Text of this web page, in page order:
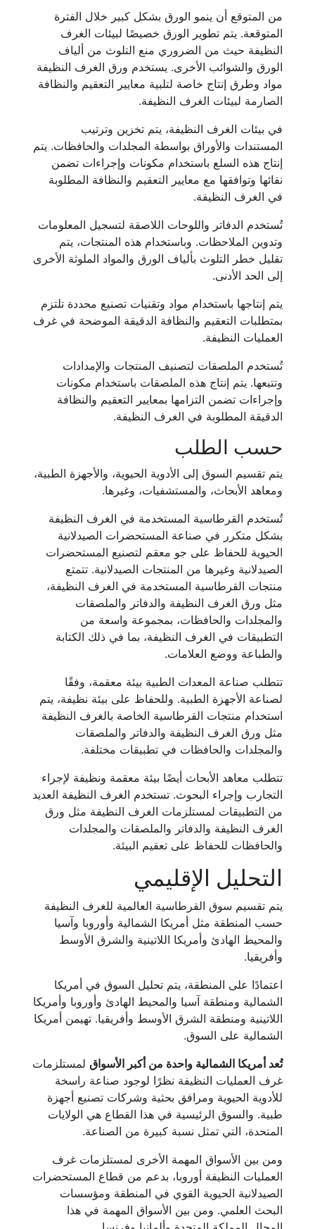
من المتوقع أن ينمو الورق بشكل كبير خلال الفترة
المتوقعة. يتم تطوير الورق خصيصًا لبيئات الغرف
النظيفة حيث من الضروري منع التلوث من ألياف
الورق والشوائب الأخرى. يستخدم ورق الغرف النظيفة
مواد وطرق إنتاج خاصة لتلبية معايير التعقيم والنظافة
الصارمة لبيئات الغرف النظيفة.
في بيئات الغرف النظيفة، يتم تخزين وترتيب
المستندات والأوراق بواسطة المجلدات والحافظات. يتم
إنتاج هذه السلع باستخدام مكونات وإجراءات تضمن
نقائها وتوافقها مع معايير التعقيم والنظافة المطلوبة
في الغرف النظيفة.
تُستخدم الدفاتر واللوحات اللاصقة لتسجيل المعلومات
وتدوين الملاحظات. وباستخدام هذه المنتجات، يتم
تقليل خطر التلوث بألياف الورق والمواد الملوثة الأخرى
إلى الحد الأدنى.
يتم إنتاجها باستخدام مواد وتقنيات تصنيع محددة تلتزم
بمتطلبات التعقيم والنظافة الدقيقة الموضحة في غرف
العمليات النظيفة.
تُستخدم الملصقات لتصنيف المنتجات والإمدادات
وتتبعها. يتم إنتاج هذه الملصقات باستخدام مكونات
وإجراءات تضمن التزامها بمعايير التعقيم والنظافة
الدقيقة المطلوبة في الغرف النظيفة.
حسب الطلب
يتم تقسيم السوق إلى الأدوية الحيوية، والأجهزة الطبية،
ومعاهد الأبحاث، والمستشفيات، وغيرها.
تُستخدم القرطاسية المستخدمة في الغرف النظيفة
بشكل متكرر في صناعة المستحضرات الصيدلانية
الحيوية للحفاظ على جو معقم لتصنيع المستحضرات
الصيدلانية وغيرها من المنتجات الصيدلانية. تتمتع
منتجات القرطاسية المستخدمة في الغرف النظيفة،
مثل ورق الغرف النظيفة والدفاتر والملصقات
والمجلدات والحافظات، بمجموعة واسعة من
التطبيقات في الغرف النظيفة، بما في ذلك الكتابة
والطباعة ووضع العلامات.
تتطلب صناعة المعدات الطبية بيئة معقمة، وفقًا
لصناعة الأجهزة الطبية. وللحفاظ على بيئة نظيفة، يتم
استخدام منتجات القرطاسية الخاصة بالغرف النظيفة
مثل ورق الغرف النظيفة والدفاتر والملصقات
والمجلدات والحافظات في تطبيقات مختلفة.
تتطلب معاهد الأبحاث أيضًا بيئة معقمة ونظيفة لإجراء
التجارب وإجراء البحوث. تستخدم الغرف النظيفة العديد
من التطبيقات لمستلزمات الغرف النظيفة مثل ورق
الغرف النظيفة والدفاتر والملصقات والمجلدات
والحافظات للحفاظ على تعقيم البيئة.
التحليل الإقليمي
يتم تقسيم سوق القرطاسية العالمية للغرف النظيفة
حسب المنطقة مثل أمريكا الشمالية وأوروبا وآسيا
والمحيط الهادئ وأمريكا اللاتينية والشرق الأوسط
وأفريقيا.
اعتمادًا على المنطقة، يتم تحليل السوق في أمريكا
الشمالية ومنطقة آسيا والمحيط الهادئ وأوروبا وأمريكا
اللاتينية ومنطقة الشرق الأوسط وأفريقيا. تهيمن أمريكا
الشمالية على السوق.
تُعد أمريكا الشمالية واحدة من أكبر الأسواق لمستلزمات
غرف العمليات النظيفة نظرًا لوجود صناعة راسخة
للأدوية الحيوية ومرافق بحثية وشركات تصنيع أجهزة
طبية. والسوق الرئيسية في هذا القطاع هي الولايات
المتحدة، التي تمثل نسبة كبيرة من الصناعة.
ومن بين الأسواق المهمة الأخرى لمستلزمات غرف
العمليات النظيفة أوروبا، بدعم من قطاع المستحضرات
الصيدلانية الحيوية القوي في المنطقة ومؤسسات
البحث العلمي. ومن بين الأسواق المهمة في هذا